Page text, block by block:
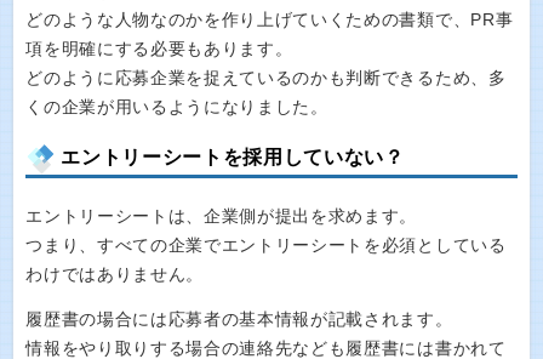
どのような人物なのかを作り上げていくための書類で、PR事
項を明確にする必要もあります。
どのように応募企業を捉えているのかも判断できるため、多
くの企業が用いるようになりました。
エントリーシートを採用していない？
エントリーシートは、企業側が提出を求めます。
つまり、すべての企業でエントリーシートを必須としている
わけではありません。
履歴書の場合には応募者の基本情報が記載されます。
情報をやり取りする場合の連絡先なども履歴書には書かれて